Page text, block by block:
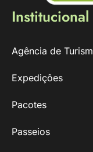
Institucional
Agência de
Expedições
Pacotes
Passeios